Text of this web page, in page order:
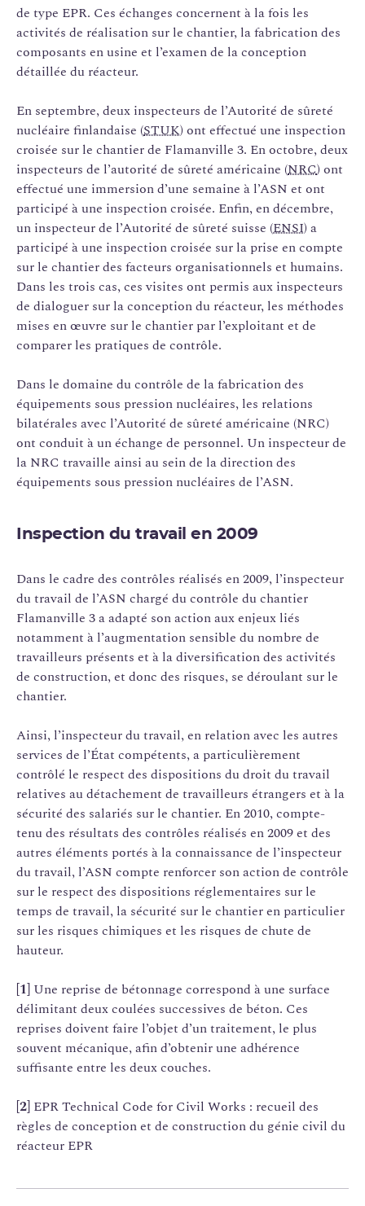
de type EPR. Ces échanges concernent à la fois les
activités de réalisation sur le chantier, la fabrication des
composants en usine et l’examen de la conception
détaillée du réacteur.
En septembre, deux inspecteurs de l’Autorité de sûreté
nucléaire finlandaise (STUK) ont effectué une inspection
croisée sur le chantier de Flamanville 3. En octobre, deux
inspecteurs de l’autorité de sûreté américaine (NRC) ont
effectué une immersion d’une semaine à l’ASN et ont
participé à une inspection croisée. Enfin, en décembre,
un inspecteur de l’Autorité de sûreté suisse (ENSI) a
participé à une inspection croisée sur la prise en compte
sur le chantier des facteurs organisationnels et humains.
Dans les trois cas, ces visites ont permis aux inspecteurs
de dialoguer sur la conception du réacteur, les méthodes
mises en œuvre sur le chantier par l’exploitant et de
comparer les pratiques de contrôle.
Dans le domaine du contrôle de la fabrication des
équipements sous pression nucléaires, les relations
bilatérales avec l’Autorité de sûreté américaine (NRC)
ont conduit à un échange de personnel. Un inspecteur de
la NRC travaille ainsi au sein de la direction des
équipements sous pression nucléaires de l’ASN.
Inspection du travail en 2009
Dans le cadre des contrôles réalisés en 2009, l’inspecteur
du travail de l’ASN chargé du contrôle du chantier
Flamanville 3 a adapté son action aux enjeux liés
notamment à l’augmentation sensible du nombre de
travailleurs présents et à la diversification des activités
de construction, et donc des risques, se déroulant sur le
chantier.
Ainsi, l’inspecteur du travail, en relation avec les autres
services de l’État compétents, a particulièrement
contrôlé le respect des dispositions du droit du travail
relatives au détachement de travailleurs étrangers et à la
sécurité des salariés sur le chantier. En 2010, compte-
tenu des résultats des contrôles réalisés en 2009 et des
autres éléments portés à la connaissance de l’inspecteur
du travail, l’ASN compte renforcer son action de contrôle
sur le respect des dispositions réglementaires sur le
temps de travail, la sécurité sur le chantier en particulier
sur les risques chimiques et les risques de chute de
hauteur.
[1] Une reprise de bétonnage correspond à une surface
délimitant deux coulées successives de béton. Ces
reprises doivent faire l’objet d’un traitement, le plus
souvent mécanique, afin d’obtenir une adhérence
suffisante entre les deux couches.
[2] EPR Technical Code for Civil Works : recueil des
règles de conception et de construction du génie civil du
réacteur EPR